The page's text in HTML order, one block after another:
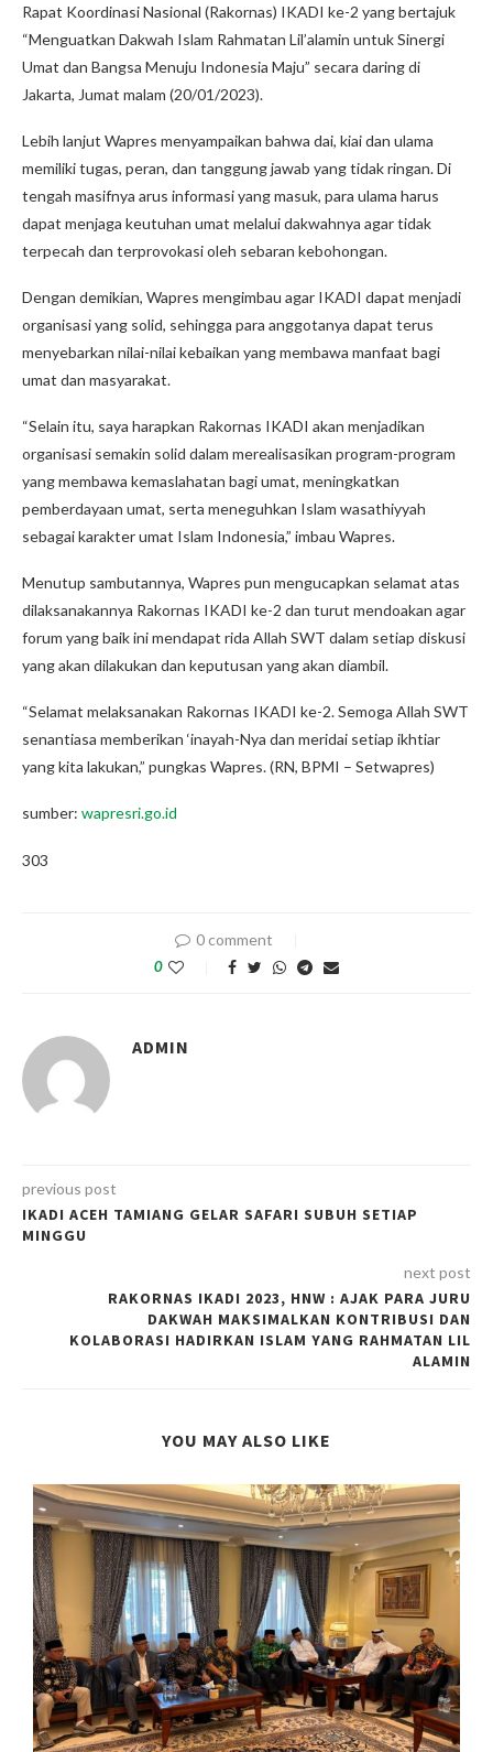
Rapat Koordinasi Nasional (Rakornas) IKADI ke-2 yang bertajuk
“Menguatkan Dakwah Islam Rahmatan Lil’alamin untuk Sinergi
Umat dan Bangsa Menuju Indonesia Maju” secara daring di
Jakarta, Jumat malam (20/01/2023).
Lebih lanjut Wapres menyampaikan bahwa dai, kiai dan ulama
memiliki tugas, peran, dan tanggung jawab yang tidak ringan. Di
tengah masifnya arus informasi yang masuk, para ulama harus
dapat menjaga keutuhan umat melalui dakwahnya agar tidak
terpecah dan terprovokasi oleh sebaran kebohongan.
Dengan demikian, Wapres mengimbau agar IKADI dapat menjadi
organisasi yang solid, sehingga para anggotanya dapat terus
menyebarkan nilai-nilai kebaikan yang membawa manfaat bagi
umat dan masyarakat.
“Selain itu, saya harapkan Rakornas IKADI akan menjadikan
organisasi semakin solid dalam merealisasikan program-program
yang membawa kemaslahatan bagi umat, meningkatkan
pemberdayaan umat, serta meneguhkan Islam wasathiyyah
sebagai karakter umat Islam Indonesia,” imbau Wapres.
Menutup sambutannya, Wapres pun mengucapkan selamat atas
dilaksanakannya Rakornas IKADI ke-2 dan turut mendoakan agar
forum yang baik ini mendapat rida Allah SWT dalam setiap diskusi
yang akan dilakukan dan keputusan yang akan diambil.
“Selamat melaksanakan Rakornas IKADI ke-2. Semoga Allah SWT
senantiasa memberikan ‘inayah-Nya dan meridai setiap ikhtiar
yang kita lakukan,” pungkas Wapres. (RN, BPMI – Setwapres)
sumber: wapresri.go.id
303
0 comment
0
ADMIN
previous post
IKADI ACEH TAMIANG GELAR SAFARI SUBUH SETIAP
MINGGU
next post
RAKORNAS IKADI 2023, HNW : AJAK PARA JURU
DAKWAH MAKSIMALKAN KONTRIBUSI DAN
KOLABORASI HADIRKAN ISLAM YANG RAHMATAN LIL
ALAMIN
YOU MAY ALSO LIKE